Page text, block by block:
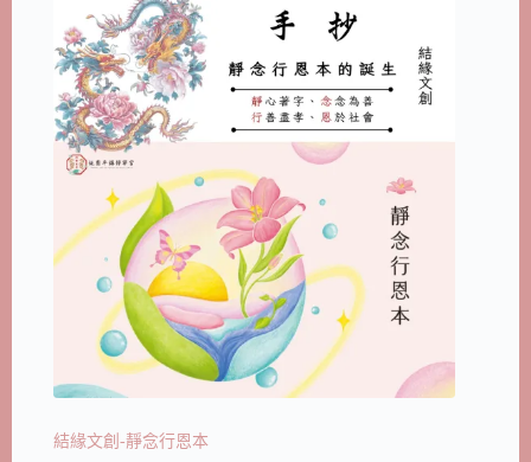
結緣文創-靜念行恩本